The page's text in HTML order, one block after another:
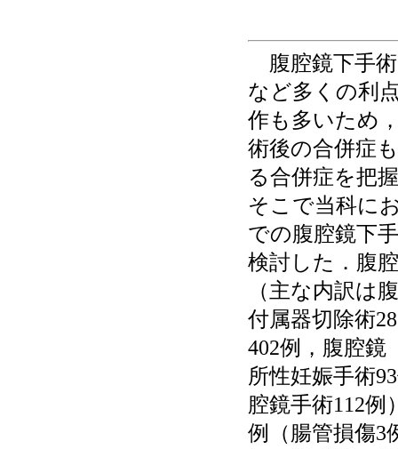
腹腔鏡下手術
など多くの利
作も多いため
術後の合併症
る合併症を把
そこで当科に
での腹腔鏡下
検討した．腹
（主な内訳は
付属器切除術
402例，腹腔鏡
所性妊娠手術
腔鏡手術112例
例（腸管損傷3